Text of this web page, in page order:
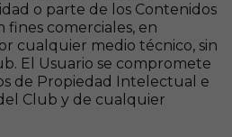
o parte de los Contenidos
fines comerciales, en
cualquier medio técnico, sin
El Usuario se compromete
de Propiedad Intelectual e
Club y de cualquier